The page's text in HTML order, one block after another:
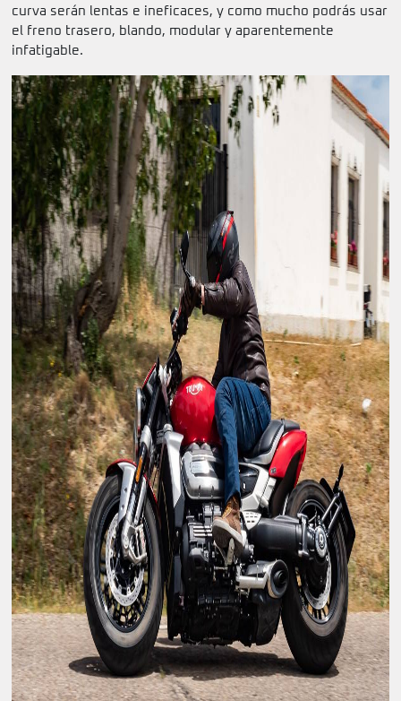
curva serán lentas e ineficaces, y como mucho podrás usar
el freno trasero, blando, modular y aparentemente
infatigable.